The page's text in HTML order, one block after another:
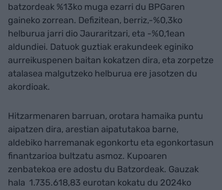
batzordeak %13ko muga ezarri du BPGaren
gaineko zorrean. Defizitean, berriz,-%0,3ko
helburua jarri dio Jauraritzari, eta -%0,1ean
aldundiei. Datuok guztiak erakundeek eginiko
aurreikuspenen baitan kokatzen dira, eta zorpetze
atalasea malgutzeko helburua ere jasotzen du
akordioak.
Hitzarmenaren barruan, orotara hamaika puntu
aipatzen dira, arestian aipatutakoa barne,
aldebiko harremanak egonkortu eta egonkortasun
finantzarioa bultzatu asmoz. Kupoaren
zenbatekoa ere adostu du Batzordeak. Gauzak
hala 1.735.618,83 eurotan kokatu du 2024ko